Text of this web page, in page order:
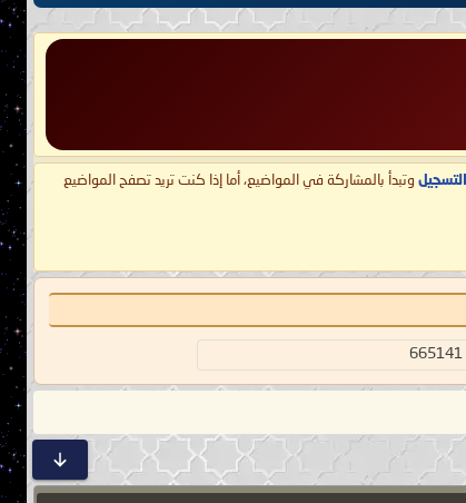
التسجيل وتبدأ بالمشاركة في المواضيع، أما إذا كنت تريد تصفح المواضيع